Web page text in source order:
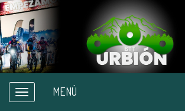
MENÚ